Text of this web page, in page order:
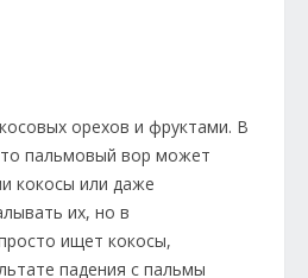
орехов и фруктами. В
пальмовый вор может
кокосы или даже
их, но в
ищет кокосы,
падения с пальмы